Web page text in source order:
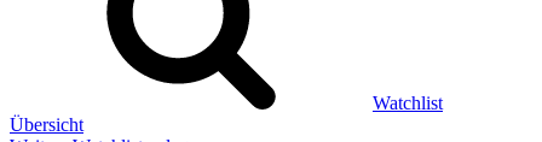
Watchlist
Übersicht